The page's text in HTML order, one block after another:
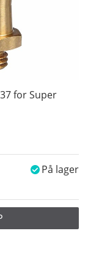
for Super
På lager